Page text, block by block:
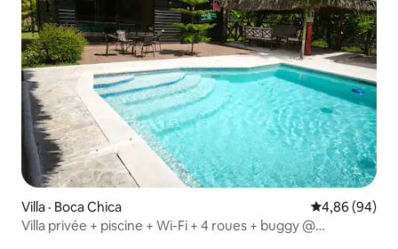
Villa · Boca Chica Note
4,86 (94)
Villa privée + piscine + Wi-Fi + 4 roues + buggy @